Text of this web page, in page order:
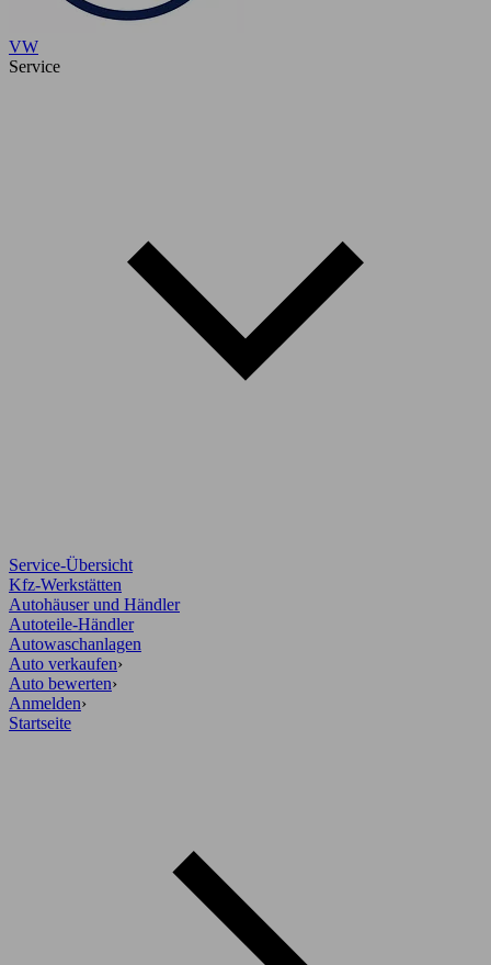
VW
Service
Service-Übersicht
Kfz-Werkstätten
Autohäuser und Händler
Autoteile-Händler
Autowaschanlagen
Auto verkaufen›
Auto bewerten›
Anmelden›
Startseite